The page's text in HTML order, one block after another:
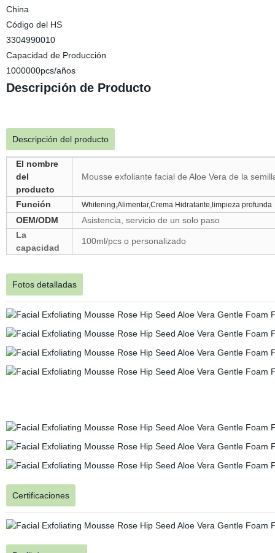
China
Código del HS
3304990010
Capacidad de Producción
1000000pcs/años
Descripción de Producto
Descripción del producto
El nombre
del
producto
Mousse exfoliante facial de Aloe Vera de la
Función Whitening,Alimentar,Crema Hidratante,limpieza profunda
OEM/ODM
Asistencia, servicio de un solo paso
La
capacidad
100ml/pcs o personalizado
Fotos detalladas
Certificaciones